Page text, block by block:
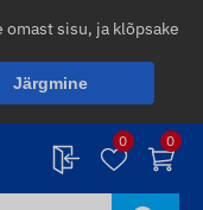
omast sisu, ja klõpsake
Järgmine
0 0